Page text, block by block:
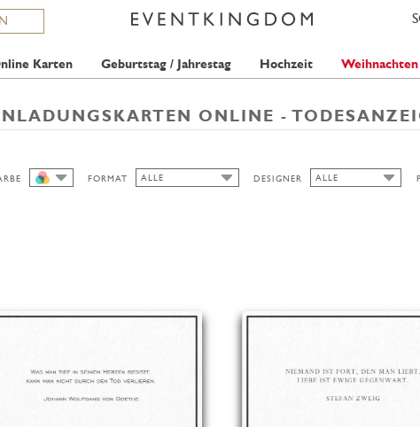
Karten Geburtstag / Jahrestag Hochzeit Weihnachten
ONLINE -
FORMAT ALLE
DESIGNER
ALLE